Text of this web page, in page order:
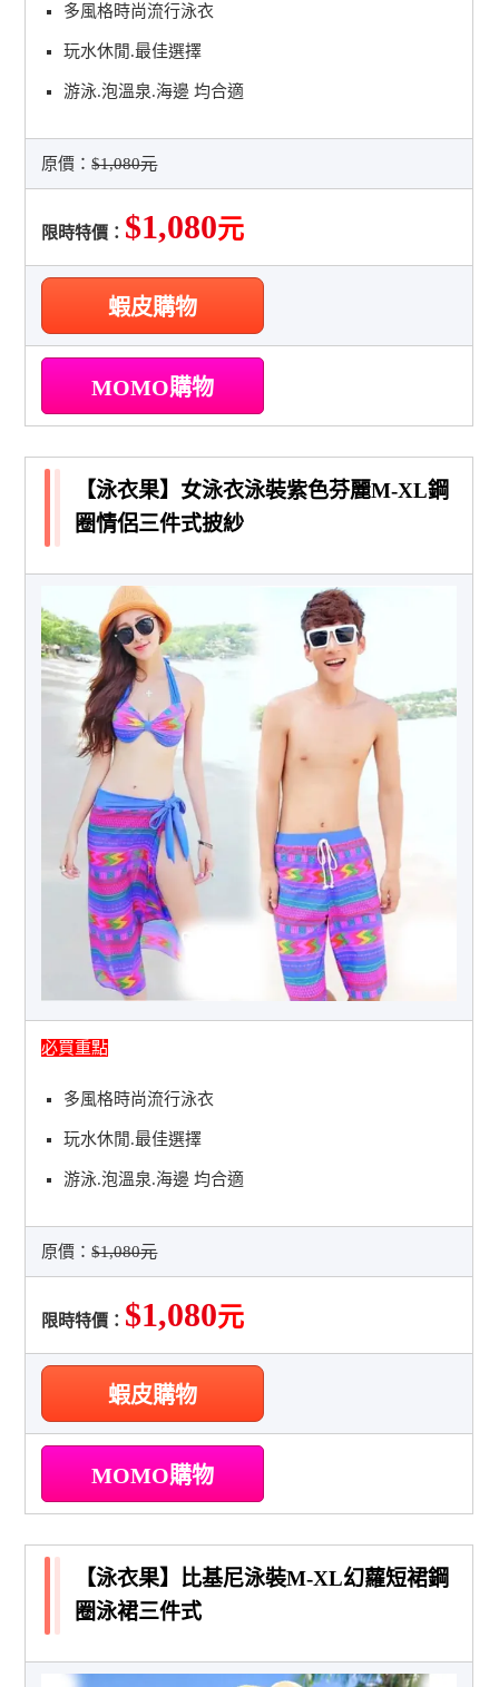
多風格時尚流行泳衣
玩水休閒.最佳選擇
游泳.泡溫泉.海邊 均合適
原價：$1,080元
限時特價： $1,080元
蝦皮購物
MOMO購物
【泳衣果】女泳衣泳裝紫色芬麗M-XL鋼
圈情侶三件式披紗
必買重點
多風格時尚流行泳衣
玩水休閒.最佳選擇
游泳.泡溫泉.海邊 均合適
原價：$1,080元
限時特價： $1,080元
蝦皮購物
MOMO購物
【泳衣果】比基尼泳裝M-XL幻蘿短裙鋼
圈泳裙三件式